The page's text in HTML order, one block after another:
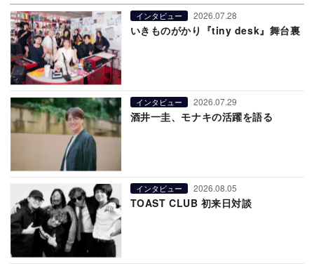
インタビュー 2026.07.28
いきものがかり『tiny desk』舞台裏
インタビュー 2026.07.29
酒井一圭、モナキの活躍を語る
インタビュー 2026.08.05
TOAST CLUB 初来日対談